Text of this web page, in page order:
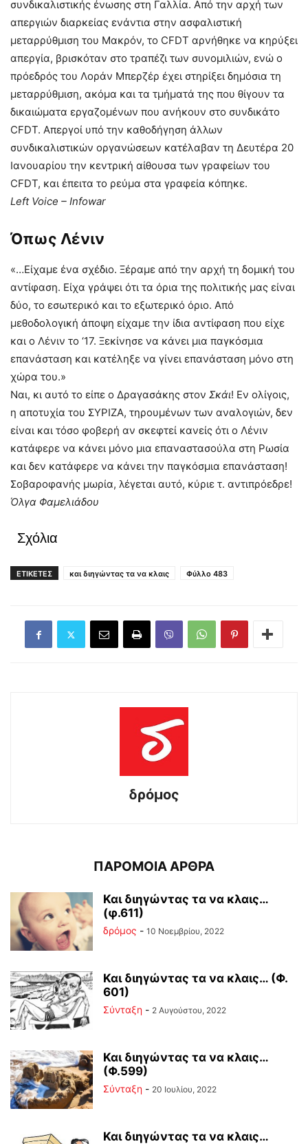
συνδικαλιστικής ένωσης στη Γαλλία. Από την αρχή των
απεργιών διαρκείας ενάντια στην ασφαλιστική
μεταρρύθμιση του Μακρόν, το CFDT αρνήθηκε να κηρύξει
απεργία, βρισκόταν στο τραπέζι των συνομιλιών, ενώ ο
πρόεδρός του Λοράν Μπερζέρ έχει στηρίξει δημόσια τη
μεταρρύθμιση, ακόμα και τα τμήματά της που θίγουν τα
δικαιώματα εργαζομένων που ανήκουν στο συνδικάτο
CFDT. Απεργοί υπό την καθοδήγηση άλλων
συνδικαλιστικών οργανώσεων κατέλαβαν τη Δευτέρα 20
Ιανουαρίου την κεντρική αίθουσα των γραφείων του
CFDT, και έπειτα το ρεύμα στα γραφεία κόπηκε.
Left Voice – Infowar
Όπως Λένιν
«…Είχαμε ένα σχέδιο. Ξέραμε από την αρχή τη δομική του
αντίφαση. Είχα γράψει ότι τα όρια της πολιτικής μας είναι
δύο, το εσωτερικό και το εξωτερικό όριο. Από
μεθοδολογική άποψη είχαμε την ίδια αντίφαση που είχε
και ο Λένιν το ‘17. Ξεκίνησε να κάνει μια παγκόσμια
επανάσταση και κατέληξε να γίνει επανάσταση μόνο στη
χώρα του.»
Ναι, κι αυτό το είπε ο Δραγασάκης στον Σκάι! Εν ολίγοις,
η αποτυχία του ΣΥΡΙΖΑ, τηρουμένων των αναλογιών, δεν
είναι και τόσο φοβερή αν σκεφτεί κανείς ότι ο Λένιν
κατάφερε να κάνει μόνο μια επαναστασούλα στη Ρωσία
και δεν κατάφερε να κάνει την παγκόσμια επανάσταση!
Σοβαροφανής μωρία, λέγεται αυτό, κύριε τ. αντιπρόεδρε!
Όλγα Φαμελιάδου
Σχόλια
ΕΤΙΚΕΤΕΣ και διηγώντας τα να κλαις Φύλλο 483
δρόμος
ΠΑΡΟΜΟΙΑ ΑΡΘΡΑ
Και διηγώντας τα να κλαις…
(φ.611)
δρόμος - 10 Νοεμβρίου, 2022
Και διηγώντας τα να κλαις… (Φ.
601)
Σύνταξη - 2 Αυγούστου, 2022
Και διηγώντας τα να κλαις…
(Φ.599)
Σύνταξη - 20 Ιουλίου, 2022
Και διηγώντας τα να κλαις…